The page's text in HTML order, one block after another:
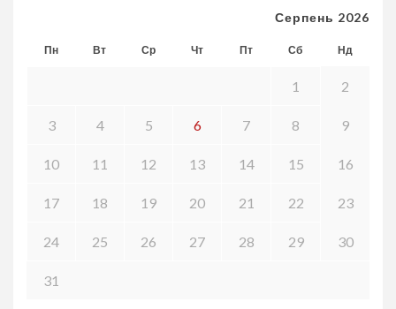
Серпень 2026
Пн Вт Ср Чт Пт Сб Нд
1 2
3 4 5 6 7 8 9
10 11 12 13 14 15 16
17 18 19 20 21 22 23
24 25 26 27 28 29 30
31